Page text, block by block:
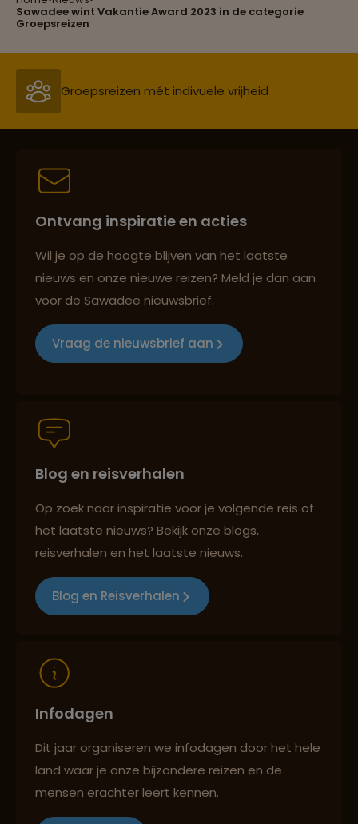
Sawadee wint Vakantie Award 2023 in de categorie
Groepsreizen
Reizen met oog voor mens, cultuur en milieu
Groepsreizen mét indivuele vrijheid
Persoonlijk en deskundig reisadvies
Reizen met oog voor mens, cultuur en milieu
Persoonlijk en deskundig reisadvies
Best beoordeelde reisroutes
Ontvang inspiratie en acties
Wil je op de hoogte blijven van het laatste
nieuws en onze nieuwe reizen? Meld je dan aan
voor de Sawadee nieuwsbrief.
Vraag de nieuwsbrief aan
Blog en reisverhalen
Op zoek naar inspiratie voor je volgende reis of
het laatste nieuws? Bekijk onze blogs,
reisverhalen en het laatste nieuws.
Blog en Reisverhalen
Infodagen
Dit jaar organiseren we infodagen door het hele
land waar je onze bijzondere reizen en de
mensen erachter leert kennen.